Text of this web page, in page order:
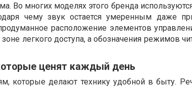
Во многих моделях этого бренда
чему звук остается умеренным даже
расположение элементов
легкого доступа, а обозначения режимов
ценят каждый день
которые делают технику удобной в быту.